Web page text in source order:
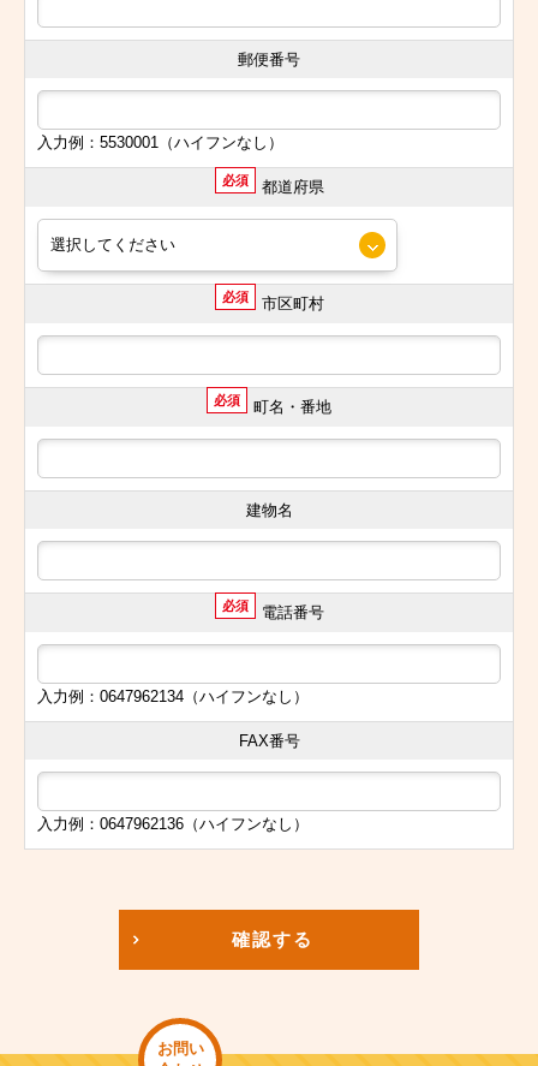
郵便番号
入力例：5530001（ハイフンなし）
必須 都道府県
必須 市区町村
必須 町名・番地
建物名
必須 電話番号
入力例：0647962134（ハイフンなし）
FAX番号
入力例：0647962136（ハイフンなし）
確認する
お問い